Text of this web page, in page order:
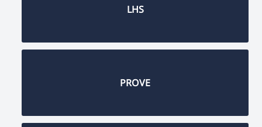
LHS
PROVE